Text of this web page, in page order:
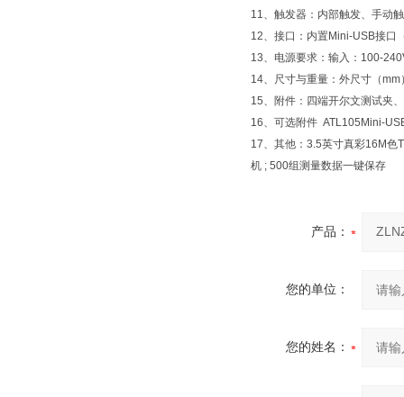
11、触发器：内部触发、手动
12、接口：内置Mini-USB接口
13、电源要求：输入：100-
14、尺寸与重量：外尺寸（
15、附件：四端开尔文测试夹
16、可选附件 ATL105Mini-
17、其他：3.5英寸真彩16M色
机 ; 500组测量数据一键保存
产品：
您的单位：
您的姓名：